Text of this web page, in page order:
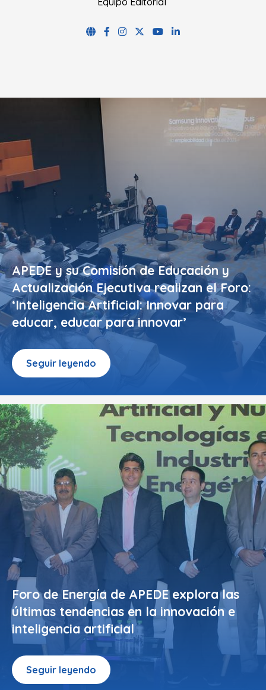
APEDE y su Comisión de Educación y
Actualización Ejecutiva realizan el Foro:
‘Inteligencia Artificial: Innovar para
educar, educar para innovar’
Seguir leyendo
Foro de Energía de APEDE explora las
últimas tendencias en la innovación e
inteligencia artificial
Seguir leyendo